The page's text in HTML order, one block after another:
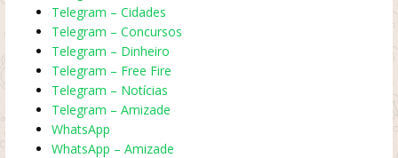
Telegram – Cidades
Telegram – Concursos
Telegram – Dinheiro
Telegram – Free Fire
Telegram – Notícias
Telegram – Amizade
WhatsApp
WhatsApp – Amizade